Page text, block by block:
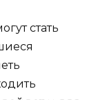
стать